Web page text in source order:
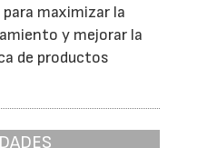
maximizar la
y mejorar la
de productos